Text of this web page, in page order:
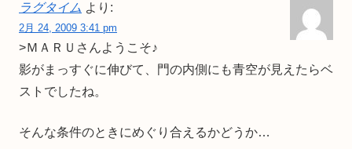
ラグタイム より:
2月 24, 2009 3:41 pm
>ＭＡＲＵさんようこそ♪
影がまっすぐに伸びて、門の内側にも青空が見えたらベ
ストでしたね。
そんな条件のときにめぐり合えるかどうか…